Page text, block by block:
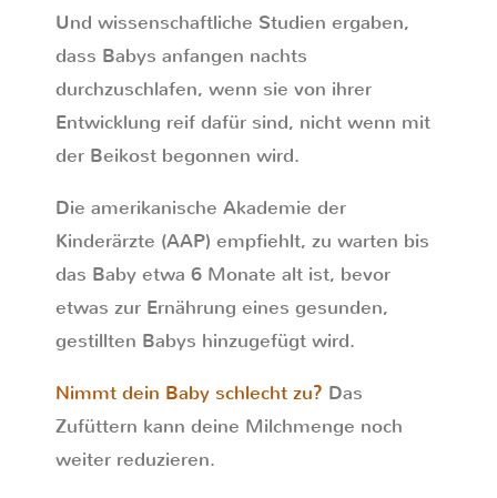
Und wissenschaftliche Studien ergaben,
dass Babys anfangen nachts
durchzuschlafen, wenn sie von ihrer
Entwicklung reif dafür sind, nicht wenn mit
der Beikost begonnen wird.
Die amerikanische Akademie der
Kinderärzte (AAP) empfiehlt, zu warten bis
das Baby etwa 6 Monate alt ist, bevor
etwas zur Ernährung eines gesunden,
gestillten Babys hinzugefügt wird.
Nimmt dein Baby schlecht zu? Das
Zufüttern kann deine Milchmenge noch
weiter reduzieren.